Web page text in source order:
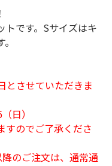
トです。Sサイズはキ
とさせていただきま
日）
すのでご了承くださ
のご注文は、通常通